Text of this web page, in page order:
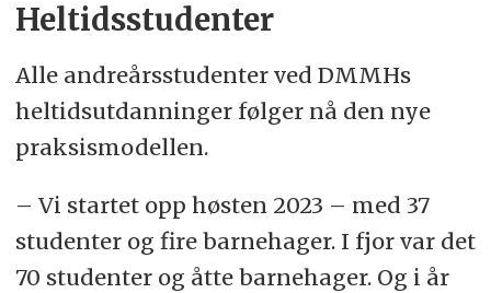
Heltidsstudenter
Alle andreårsstudenter ved DMMHs
heltidsutdanninger følger nå den nye
praksismodellen.
– Vi startet opp høsten 2023 – med 37
studenter og fire barnehager. I fjor var det
70 studenter og åtte barnehager. Og i år